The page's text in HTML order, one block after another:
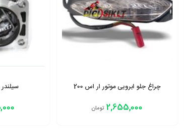
چراغ جلو ابرویی موتور ار اس 200
2,655,000 تومان
سیلندر